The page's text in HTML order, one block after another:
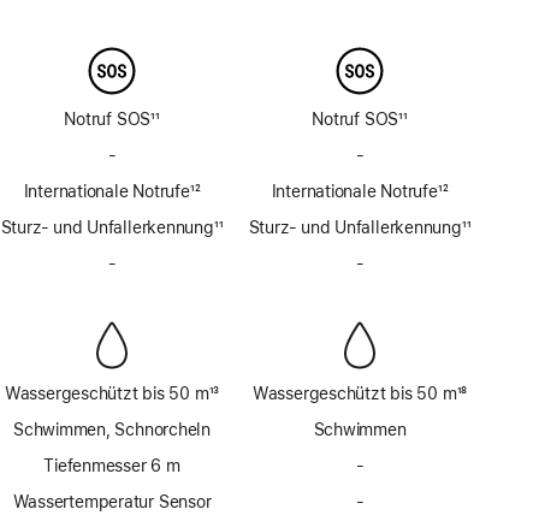
Notruf SOS11
-
Notruf
SOS
über
Internationale Notrufe
Fußnote
12
Sturz- und Unfallerkennung11
-
Wassergeschützt bis 50 m
Fußnote
13
Schwimmen, Schnorcheln
Tiefenmesser 6 m
Wassertemperatur Sensor
Notruf SOS11
-
Notruf
SOS
über
Internationale Notrufe
Fußnote
12
Sturz- und Unfallerkennung11
-
Wassergeschützt bis 50 m
Fußnote
18
Schwimmen
-
-